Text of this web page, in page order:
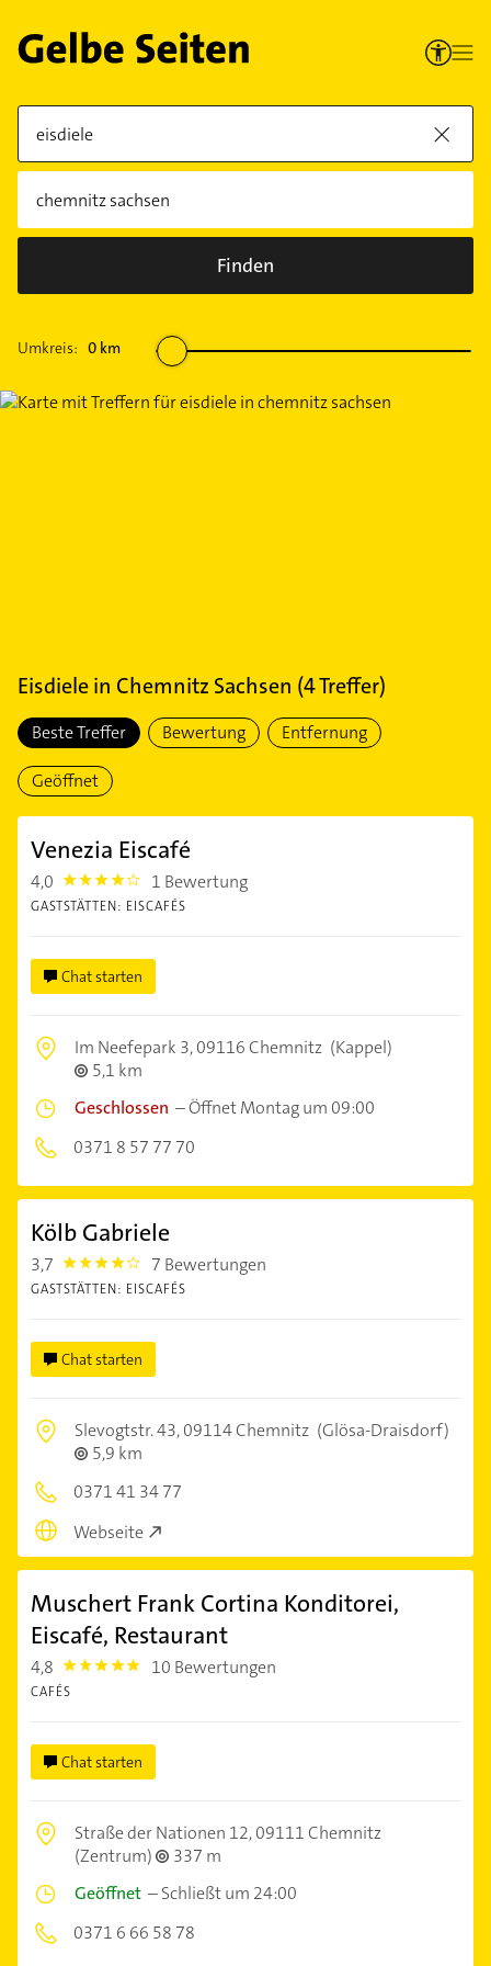
Finden
Umkreis: 0 km
Eisdielein Chemnitz Sachsen (4Treffer)
Beste Treffer Bewertung Entfernung
Geöffnet
Venezia Eiscafé
4,0 4.0 1 Bewertung
GASTSTÄTTEN: EISCAFÉS
Chat starten
Im Neefepark 3,09116 Chemnitz (Kappel)
5,1 km
Geschlossen –Öffnet Montag um 09:00
0371 8 57 77 70
Kölb Gabriele
3,7 3.7 7 Bewertungen
GASTSTÄTTEN: EISCAFÉS
Chat starten
Slevogtstr. 43,09114 Chemnitz (Glösa-Draisdorf)
5,9 km
0371 41 34 77
Webseite
Muschert Frank Cortina Konditorei,
Eiscafé, Restaurant
4,8 4.8 10 Bewertungen
CAFÉS
Chat starten
Straße der Nationen 12,09111 Chemnitz
(Zentrum)
337 m
Geöffnet –Schließt um 24:00
0371 6 66 58 78